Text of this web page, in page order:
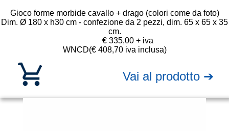
Gioco forme morbide cavallo + drago (colori come da foto)
Dim. Ø 180 x h30 cm - confezione da 2 pezzi, dim. 65 x 65 x 35
cm.
WNCD
€ 335,00 + iva
(€ 408,70 iva inclusa)
Vai al prodotto ➔